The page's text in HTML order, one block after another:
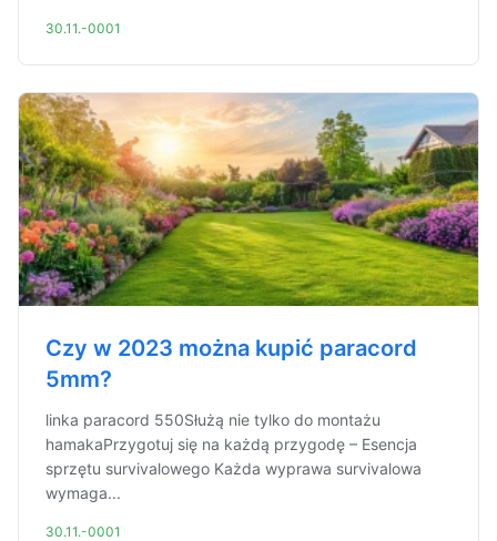
30.11.-0001
Czy w 2023 można kupić paracord
5mm?
linka paracord 550Służą nie tylko do montażu
hamakaPrzygotuj się na każdą przygodę – Esencja
sprzętu survivalowego Każda wyprawa survivalowa
wymaga...
30.11.-0001